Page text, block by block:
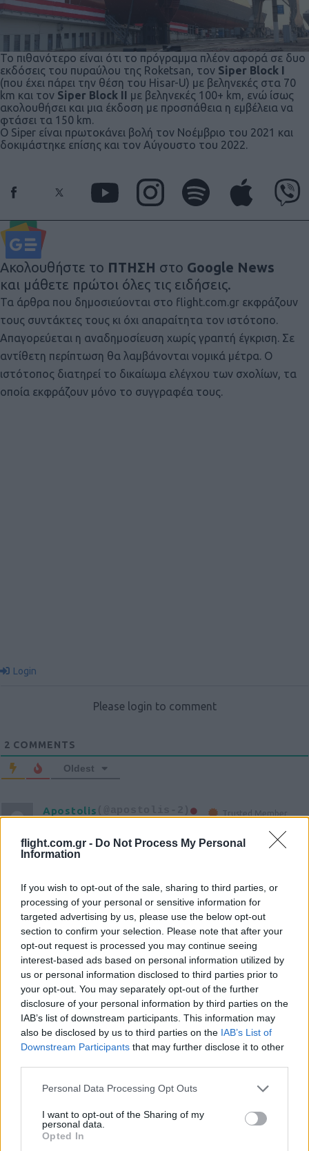
flight.com.gr - Do Not Process My Personal
Information
If you wish to opt-out of the sale, sharing to third parties, or
processing of your personal or sensitive information for
targeted advertising by us, please use the below opt-out
section to confirm your selection. Please note that after your
opt-out request is processed you may continue seeing
interest-based ads based on personal information utilized by
us or personal information disclosed to third parties prior to
your opt-out. You may separately opt-out of the further
disclosure of your personal information by third parties on the
IAB’s list of downstream participants. This information may
also be disclosed by us to third parties on the IAB’s List of
Downstream Participants that may further disclose it to other
Please note that this website/app uses one or more Google
not limited to your visit or usage behaviour. You may click to
grant or deny consent to Google and its third-party tags to
use your data for below specified purposes in below Google
Personal Data Processing Opt Outs
I want to opt-out of the Sharing of my
personal data.
Opted In
Το πιθανότερο είναι ότι το πρόγραμμα πλέον αφορά σε δυο
εκδόσεις του πυραύλου της Roketsan, τον Siper Block I
(που έχει πάρει την θέση του Hisar-U) με βεληνεκές στα 70
km και τον Siper Block II με βεληνεκές 100+ km, ενώ ίσως
ακολουθήσει και μια έκδοση με προσπάθεια η εμβέλεια να
φτάσει τα 150 km.
Ο Siper είναι πρωτοκάνει βολή τον Νοέμβριο του 2021 και
δοκιμάστηκε επίσης και τον Αύγουστο του 2022.
Ακολουθήστε το ΠΤΗΣΗ στο Google News
και μάθετε πρώτοι όλες τις ειδήσεις.
Τα άρθρα που δημοσιεύονται στο flight.com.gr εκφράζουν
τους συντάκτες τους κι όχι απαραίτητα τον ιστότοπο.
Απαγορεύεται η αναδημοσίευση χωρίς γραπτή έγκριση. Σε
αντίθετη περίπτωση θα λαμβάνονται νομικά μέτρα. Ο
ιστότοπος διατηρεί το δικαίωμα ελέγχου των σχολίων, τα
οποία εκφράζουν μόνο το συγγραφέα τους.
Login
Please login to comment
2 COMMENTS
Oldest
Apostolis (@apostolis-2) Trusted Member
2 Ιανουαρίου 2023 13:58 #471076
off όπλα για την Π.Α. και σε ικανές ποσότητες. Ας μπούμε και
εμείς στον 21ο αιώνα έστω και με καθυστέρηση 20 χρόνων.
GeceSavascisi(@gecesavascisi)
2 Ιανουαρίου 2023 15:22 #471084
ASELFLIR F500C I’ll be waiting for your comment on the high
resolution camera